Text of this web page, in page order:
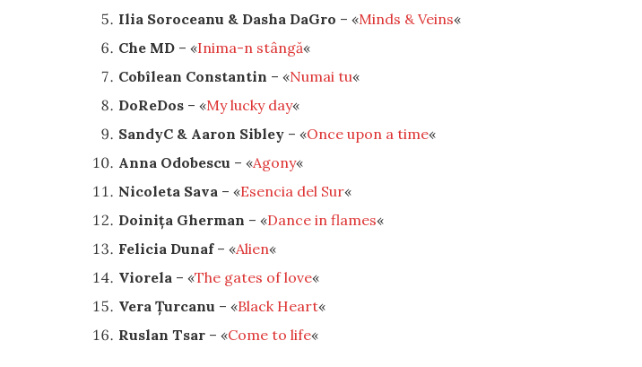
Ilia Soroceanu & Dasha DaGro – «Minds & Veins«
Che MD – «Inima-n stângă«
Cobîlean Constantin – «Numai tu«
DoReDos – «My lucky day«
SandyC & Aaron Sibley – «Once upon a time«
Anna Odobescu – «Agony«
Nicoleta Sava – «Esencia del Sur«
Doinița Gherman – «Dance in flames«
Felicia Dunaf– «Alien«
Viorela – «The gates of love«
Vera Țurcanu – «Black Heart«
Ruslan Tsar – «Come to life«